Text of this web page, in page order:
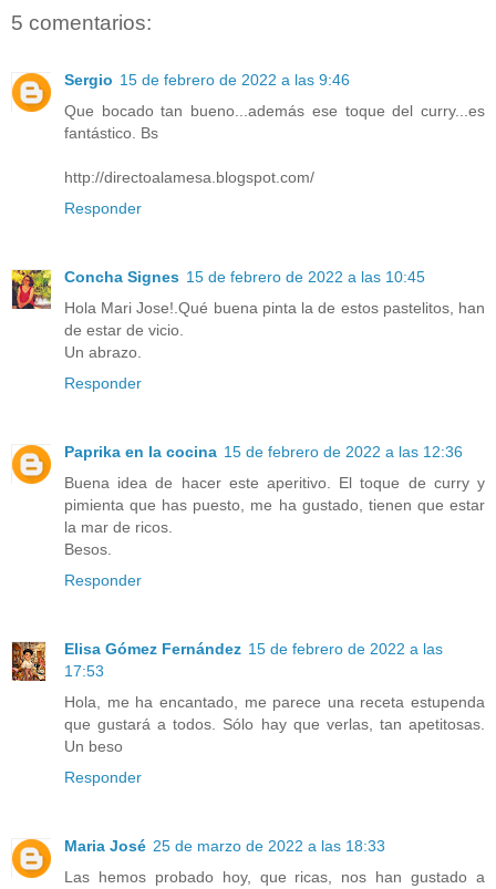
5 comentarios:
Sergio 15 de febrero de 2022 a las 9:46
Que bocado tan bueno...además ese toque del curry...es
fantástico. Bs
http://directoalamesa.blogspot.com/
Responder
Concha Signes 15 de febrero de 2022 a las 10:45
Hola Mari Jose!.Qué buena pinta la de estos pastelitos, han
de estar de vicio.
Un abrazo.
Responder
Paprika en la cocina 15 de febrero de 2022 a las 12:36
Buena idea de hacer este aperitivo. El toque de curry y
pimienta que has puesto, me ha gustado, tienen que estar
la mar de ricos.
Besos.
Responder
Elisa Gómez Fernández 15 de febrero de 2022 a las
17:53
Hola, me ha encantado, me parece una receta estupenda
que gustará a todos. Sólo hay que verlas, tan apetitosas.
Un beso
Responder
Maria José 25 de marzo de 2022 a las 18:33
Las hemos probado hoy, que ricas, nos han gustado a